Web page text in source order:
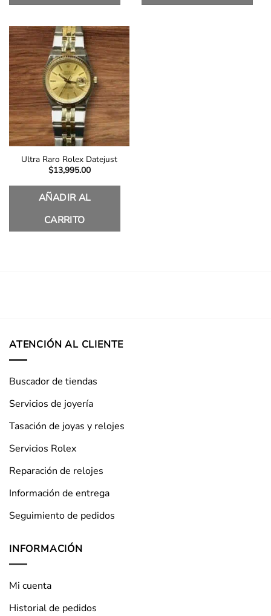
Ultra Raro Rolex Datejust
$13,995.00
AÑADIR AL
CARRITO
ATENCIÓN AL CLIENTE
Buscador de tiendas
Servicios de joyería
Tasación de joyas y relojes
Servicios Rolex
Reparación de relojes
Información de entrega
Seguimiento de pedidos
INFORMACIÓN
Mi cuenta
Historial de pedidos